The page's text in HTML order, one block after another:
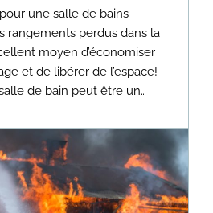
une salle de bains
rangements perdus dans la
moyen d’économiser
et de libérer de l’espace!
de bain peut être un…